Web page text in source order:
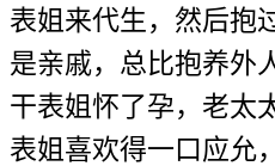
表姐来代生，然后抱
是亲戚，总比抱养外
干表姐怀了孕，老太
表姐喜欢得一口应允